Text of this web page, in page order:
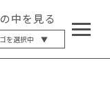
中を見る
ゴを選択中 ▼